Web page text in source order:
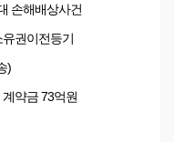
손해배상사건
권이전등기
)
약금 73억원